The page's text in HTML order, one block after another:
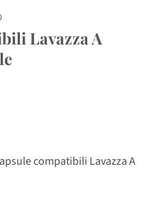
Lavazza A
compatibili Lavazza A